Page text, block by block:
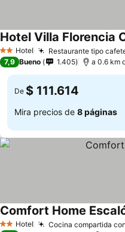
2 Estrellas
Hotel Restaurante tipo
Hotel Villa Florencia
7,9 Bueno 1.405 a 0.6 km
De $ 111.614
Mira precios de 8 páginas
2 Estrellas
Hotel Cocina compartida
Comfort Home